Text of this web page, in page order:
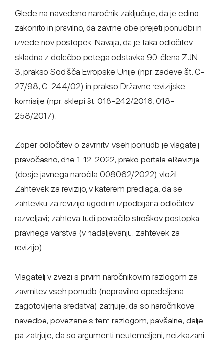
Glede na navedeno naročnik zaključuje, da je edino
zakonito in pravilno, da zavrne obe prejeti ponudbi in
izvede nov postopek. Navaja, da je taka odločitev
skladna z določbo petega odstavka 90. člena ZJN-
3, prakso Sodišča Evropske Unije (npr. zadeve št. C-
27/98, C-244/02) in prakso Državne revizijske
komisije (npr. sklepi št. 018-242/2016, 018-
258/2017).
Zoper odločitev o zavrnitvi vseh ponudb je vlagatelj
pravočasno, dne 1. 12. 2022, preko portala eRevizija
(dosje javnega naročila 008062/2022) vložil
Zahtevek za revizijo, v katerem predlaga, da se
zahtevku za revizijo ugodi in izpodbijana odločitev
razveljavi; zahteva tudi povračilo stroškov postopka
pravnega varstva (v nadaljevanju: zahtevek za
revizijo).
Vlagatelj v zvezi s prvim naročnikovim razlogom za
zavrnitev vseh ponudb (nepravilno opredeljena
zagotovljena sredstva) zatrjuje, da so naročnikove
navedbe, povezane s tem razlogom, pavšalne, dalje
pa zatrjuje, da so argumenti neutemeljeni, neizkazani